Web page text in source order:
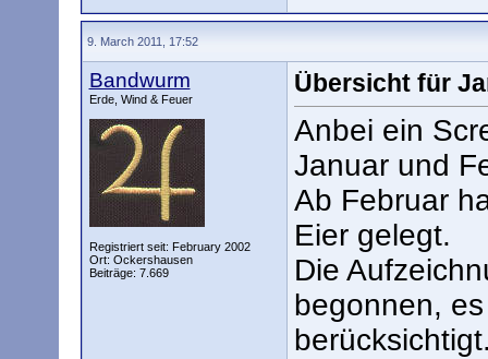
9. March 2011, 17:52
Bandwurm
Erde, Wind & Feuer
Registriert seit: February 2002
Ort: Ockershausen
Beiträge: 7.669
Übersicht für
Anbei ein
Januar und
Ab Februar
Eier gelegt.
Die
begonnen,